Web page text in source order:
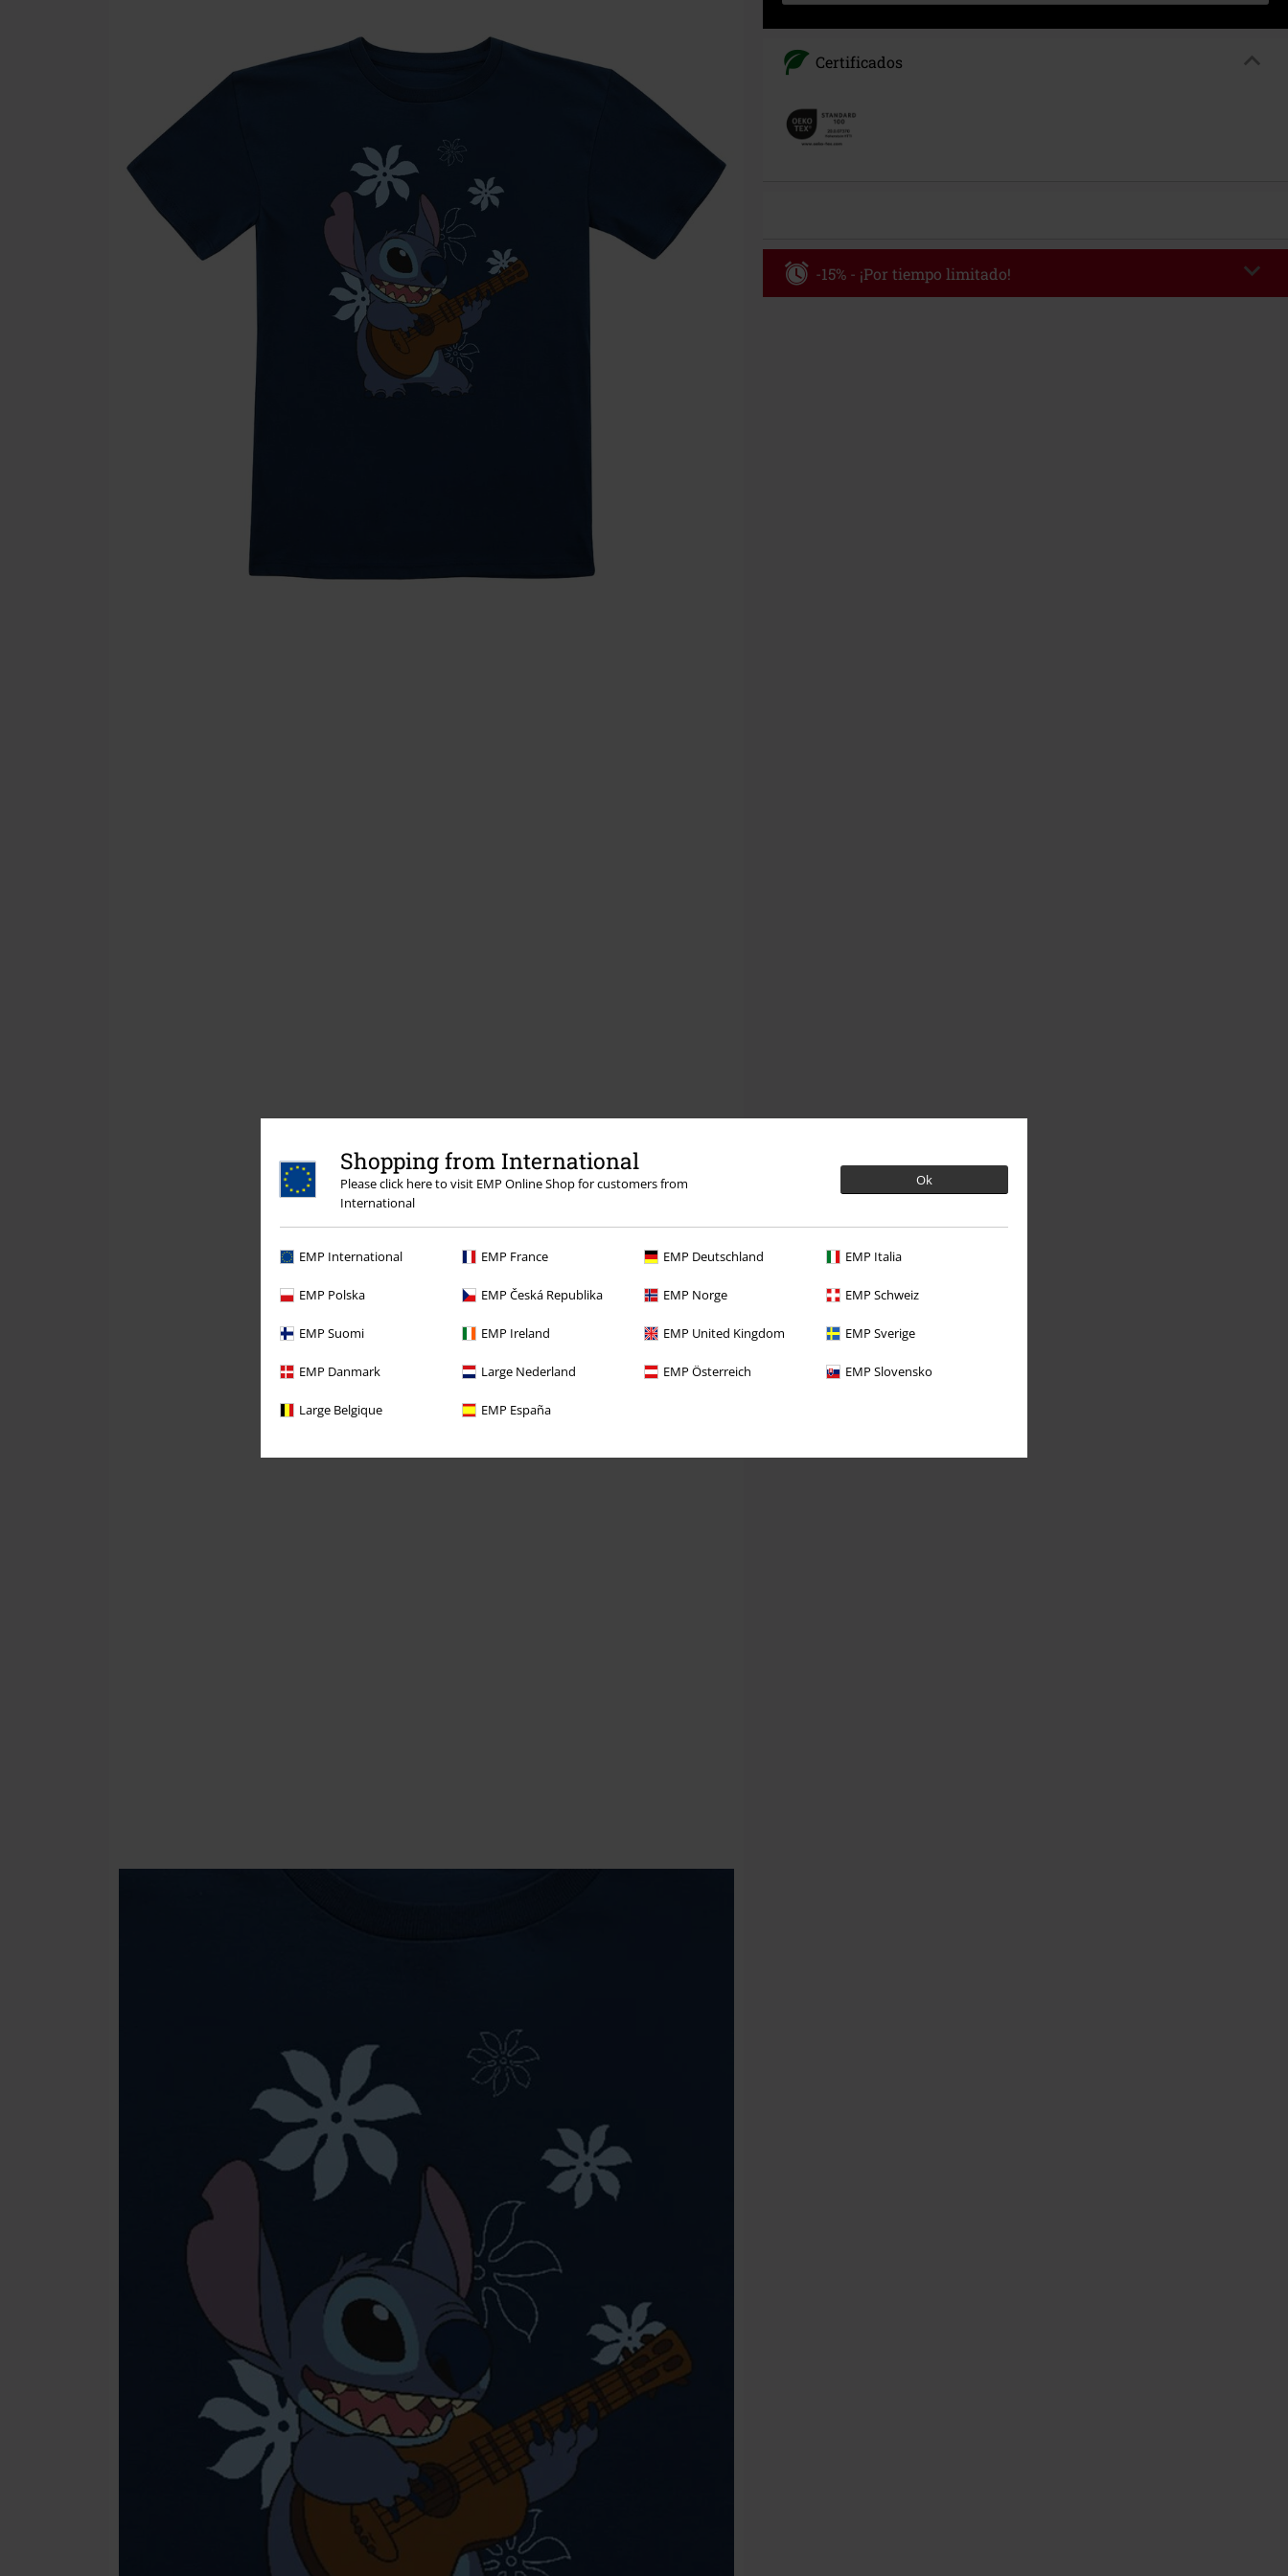
Shopping from International
Please click here to visit EMP Online Shop for customers from
International
Ok
EMP International EMP France EMP Deutschland EMP Italia
EMP Polska EMP Česká Republika EMP Norge EMP Schweiz
EMP Suomi EMP Ireland EMP United Kingdom EMP Sverige
EMP Danmark Large Nederland EMP Österreich EMP Slovensko
Large Belgique EMP España
Certificados
-15% - ¡Por tiempo limitado!